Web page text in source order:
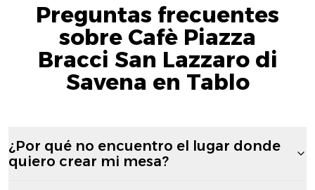
Preguntas frecuentes
sobre Cafè Piazza
Bracci San Lazzaro di
Savena en Tablo
¿Por qué no encuentro el lugar donde
quiero crear mi mesa?